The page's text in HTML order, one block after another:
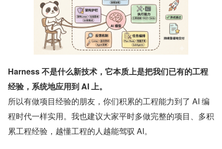
Harness 不是什么新技术，它本质上是把我们已有的工程
经验，系统地应用到 AI 上。
所以有做项目经验的朋友，你们积累的工程能力到了 AI 编
程时代一样实用。我也建议大家平时多做完整的项目、多积
累工程经验，越懂工程的人越能驾驭 AI。